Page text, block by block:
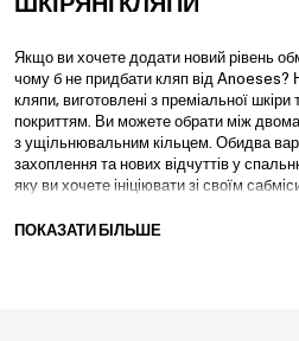
Якщо ви хочете додати новий рівень
чому б не придбати кляп від Anoeses?
кляпи, виготовлені з преміальної
покриттям. Ви можете обрати між
з ущільнювальним кільцем. Обидва
захоплення та нових відчуттів у
яку ви хочете ініціювати зі своїм
Кляпи з цієї колекції виготовлені зі
ПОКАЗАТИ БІЛЬШЕ